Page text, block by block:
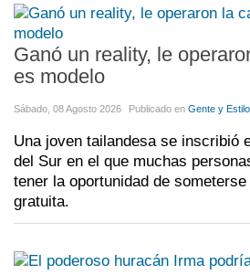
Ganó un reality, le
es modelo
Sábado, 08 Agosto 2026 Publicado en Gente y Estilo
Una joven tailandesa se inscribió
del Sur en el que muchas
tener la oportunidad de
gratuita.